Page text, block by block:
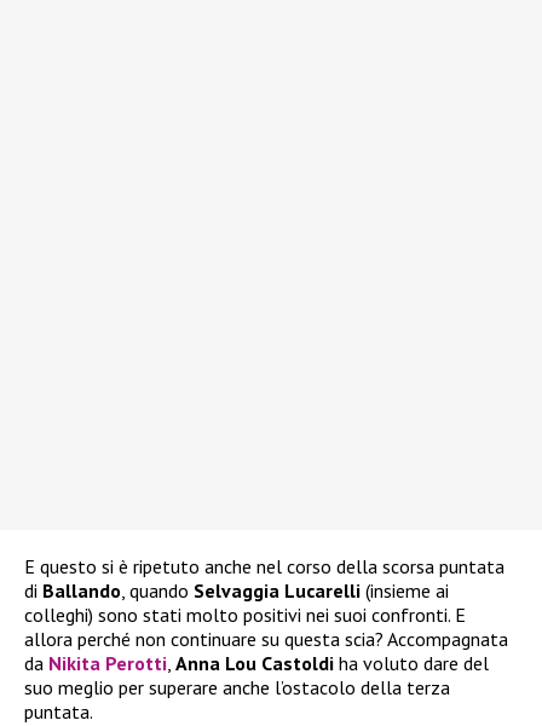
E questo si è ripetuto anche nel corso della scorsa puntata
di Ballando, quando Selvaggia Lucarelli (insieme ai
colleghi) sono stati molto positivi nei suoi confronti. E
allora perché non continuare su questa scia? Accompagnata
da Nikita Perotti, Anna Lou Castoldi ha voluto dare del
suo meglio per superare anche l’ostacolo della terza
puntata.